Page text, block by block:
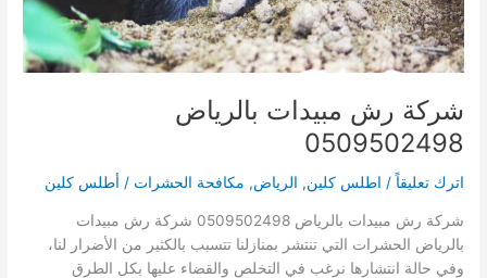
شركة رش مبيدات بالرياض
0509502498
اترك تعليقاً / اطلس كلين, الرياض, مكافحة الحشرات / أطلس كلين
شركة رش مبيدات بالرياض 0509502498 شركة رش مبيدات
بالرياض الحشرات التي تنتشر بمنازلنا تتسبب بالكثير من الأضرار لنا،
وفي حالة انتشارها نرغب في التخلص والقضاء عليها بكل الطرق